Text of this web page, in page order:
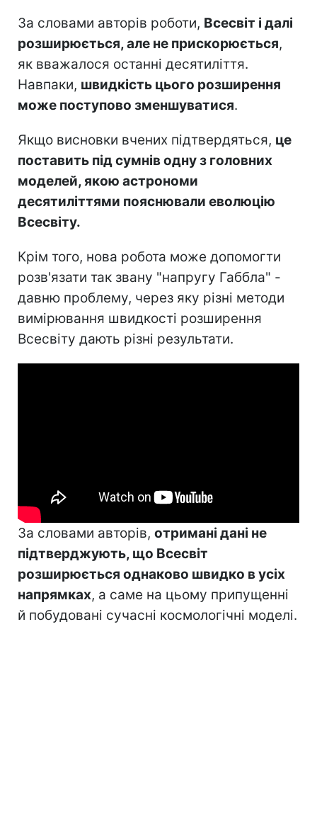
За словами авторів роботи, Всесвіт і далі
розширюється, але не прискорюється,
як вважалося останні десятиліття.
Навпаки, швидкість цього розширення
може поступово зменшуватися.
Якщо висновки вчених підтвердяться, це
поставить під сумнів одну з головних
моделей, якою астрономи
десятиліттями пояснювали еволюцію
Всесвіту.
Крім того, нова робота може допомогти
розв'язати так звану "напругу Габбла" -
давню проблему, через яку різні методи
вимірювання швидкості розширення
Всесвіту дають різні результати.
За словами авторів, отримані дані не
підтверджують, що Всесвіт
розширюється однаково швидко в усіх
напрямках, а саме на цьому припущенні
й побудовані сучасні космологічні моделі.